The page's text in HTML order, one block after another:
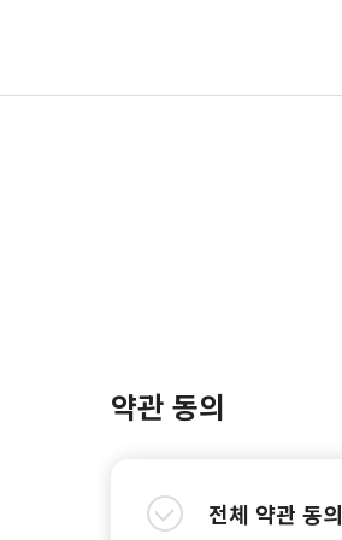
약관 동의
전체 약관 동의